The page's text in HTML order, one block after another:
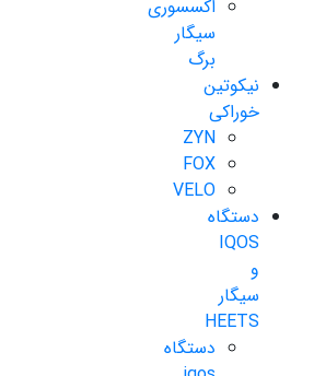
اکسسوری
سیگار
برگ
نیکوتین
خوراکی
ZYN
FOX
VELO
دستگاه
IQOS
و
سیگار
HEETS
دستگاه